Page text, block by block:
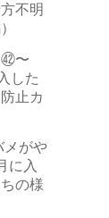
不明
〜
した
止カ
メがや
に入
の様